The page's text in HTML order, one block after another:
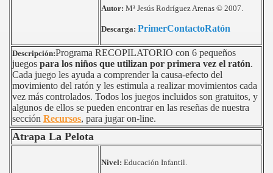
Autor: Mª Jesús Rodríguez Arenas © 2007.
Descarga: PrimerContactoRatón
Descripción:Programa RECOPILATORIO con 6 pequeños
juegos para los niños que utilizan por primera vez el ratón.
Cada juego les ayuda a comprender la causa-efecto del
movimiento del ratón y les estimula a realizar movimientos cada
vez más controlados. Todos los juegos incluidos son gratuitos, y
algunos de ellos se pueden encontrar en las reseñas de nuestra
sección Recursos, para jugar on-line.
Atrapa La Pelota
Nivel: Educación Infantil.
LLENGUA PENSANT EN LES NEE